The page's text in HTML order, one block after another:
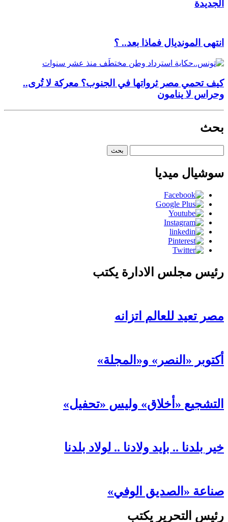
الجديدة
انتهى المونديال فماذا بعد.. ؟
كيف تحمي مصر ثرواتها في الجنوب؟ معركة لا تُرى..
وحراس لا ينامون
بحث
سوشيال ميديا
رئيس مجلس الادارة يكتب
مصر تعيد للعالم اتزانه
أكتوبر «النصر» و«المجلة»
التشجيع «أخلاق» وليس «تحفيل»
خير بلدنا .. بإيد ولادنا .. لولاد بلدنا
صناعة «الصديق الوفي»
رئيس التحرير يكتب